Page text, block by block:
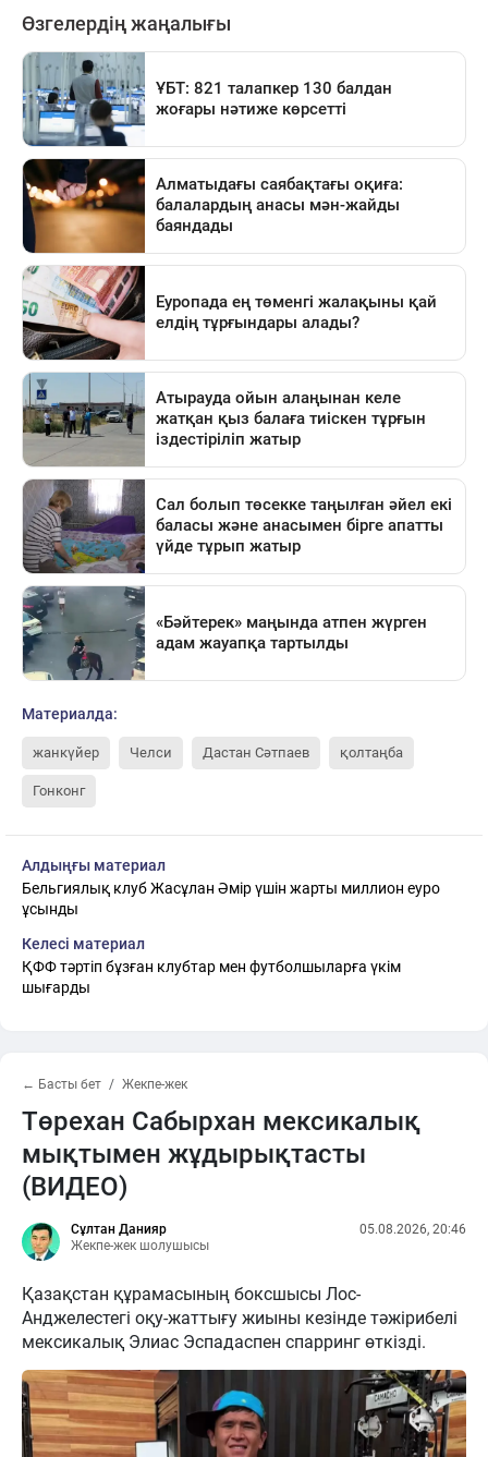
Материалда:
жанкүйер Челси Дастан Сәтпаев қолтаңба
Гонконг
Алдыңғы материал
Бельгиялық клуб Жасұлан Әмір үшін жарты миллион еуро
ұсынды
Келесі материал
ҚФФ тәртіп бұзған клубтар мен футболшыларға үкім
шығарды
← Басты бет Жекпе-жек
Төрехан Сабырхан мексикалық
мықтымен жұдырықтасты
(ВИДЕО)
Сұлтан Данияр
Жекпе-жек шолушысы
05.08.2026, 20:46
Қазақстан құрамасының боксшысы Лос-
Анджелестегі оқу-жаттығу жиыны кезінде тәжірибелі
мексикалық Элиас Эспадаспен спарринг өткізді.